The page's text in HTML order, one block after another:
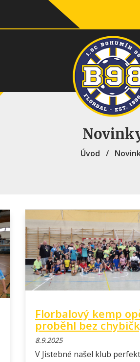
Úvod /
Florbalový kemp
proběhl bez
8.9.2025
V Jistebné našel klub